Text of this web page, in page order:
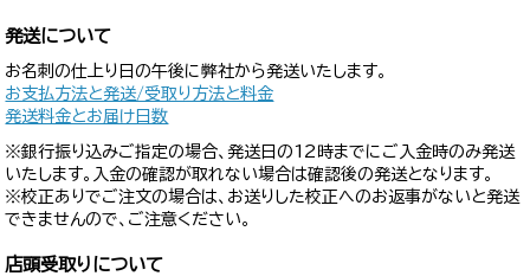
発送について
お名刺の仕上り日の午後に弊社から発送いたします。
お支払方法と発送/受取り方法と料金
発送料金とお届け日数
※銀行振り込みご指定の場合、発送日の12時までにご入金時のみ発送
いたします。入金の確認が取れない場合は確認後の発送となります。
※校正ありでご注文の場合は、お送りした校正へのお返事がないと発送
できませんので、ご注意ください。
店頭受取りについて